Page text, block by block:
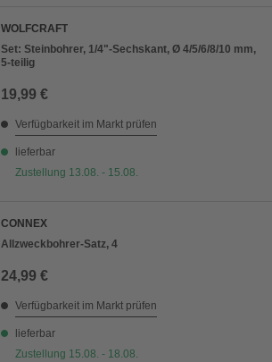
WOLFCRAFT
Set: Steinbohrer, 1/4"-Sechskant, Ø 4/5/6/8/10 mm,
5-teilig
19,99 €
Verfügbarkeit im Markt prüfen
lieferbar
Zustellung 13.08. - 15.08.
CONNEX
Allzweckbohrer-Satz, 4
24,99 €
Verfügbarkeit im Markt prüfen
lieferbar
Zustellung 15.08. - 18.08.